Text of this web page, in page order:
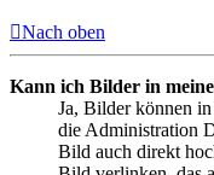
Nach oben
Kann ich Bilder in
Ja, Bilder können
die Administration
Bild auch direkt